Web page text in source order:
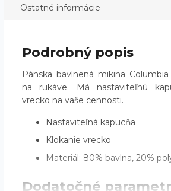
Ostatné informácie
Podrobný popis
Pánska bavlnená mikina
na rukáve. Má nastaviteľnú
vrecko na vaše cennosti.
Nastaviteľná kapucňa
Klokanie vrecko
Materiál: 80% bavlna, 20%
Dodatočné